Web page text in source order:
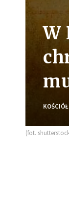
W
KOŚCIÓŁ
(fot.